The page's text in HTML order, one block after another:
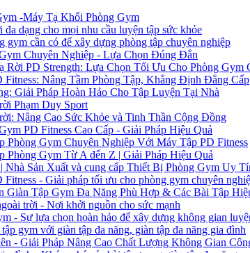
-Máy Tạ Khối Phòng Gym
dạng cho mọi nhu cầu luyện tập sức khỏe
gym cần có để xây dựng phòng tập chuyên nghiệp
Chuyên Nghiệp - Lựa Chọn Đúng Đắn
Rời PD Strength: Lựa Chọn Tối Ưu Cho Phòng Gym
Fitness: Nâng Tầm Phòng Tập, Khẳng Định Đẳng Cấp
Giải Pháp Hoàn Hảo Cho Tập Luyện Tại Nhà
Phạm Duy Sport
Nâng Cao Sức Khỏe và Tinh Thần Cộng Đồng
PD Fitness Cao Cấp - Giải Pháp Hiệu Quả
Phòng Gym Chuyên Nghiệp Với Máy Tập PD Fitness
Phòng Gym Từ A đến Z | Giải Pháp Hiệu Quả
Nhà Sản Xuất và cung cấp Thiết Bị Phòng Gym Uy
- Giải pháp tối ưu cho phòng gym chuyên
Giàn Tập Gym Đa Năng Phù Hợp & Các Bài Tập
trời - Nơi khởi nguồn cho sức mạnh
- Sự lựa chọn hoàn hảo để xây dựng không gian
gym với giàn tập đa năng, giàn tập đa năng gia đình
- Giải Pháp Nâng Cao Chất Lượng Không Gian